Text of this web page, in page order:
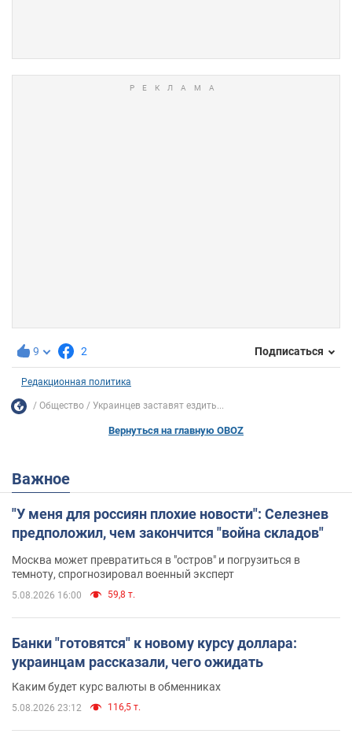
9 2 Подписаться
Редакционная политика
Общество Украинцев заставят ездить...
Вернуться на главную OBOZ
Важное
"У меня для россиян плохие новости": Селезнев
предположил, чем закончится "война складов"
Москва может превратиться в "остров" и погрузиться в
темноту, спрогнозировал военный эксперт
5.08.2026 16:00 59,8 т.
Банки "готовятся" к новому курсу доллара:
украинцам рассказали, чего ожидать
Каким будет курс валюты в обменниках
5.08.2026 23:12 116,5 т.